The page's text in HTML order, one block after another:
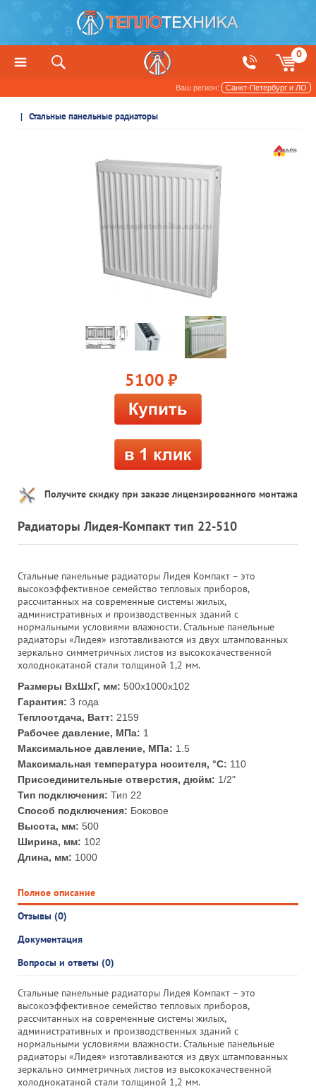
0
Ваш регион: Санкт-Петербург и ЛО
Радиаторы отопления и обогреватели
Стальные панельные радиаторы
5100 руб.
Получите скидку при заказе лицензированного монтажа
Радиаторы Лидея-Компакт тип 22-510
Стальные панельные радиаторы Лидея Компакт – это
высокоэффективное семейство тепловых приборов,
рассчитанных на современные системы жилых,
административных и производственных зданий с
нормальными условиями влажности. Стальные панельные
радиаторы «Лидея» изготавливаются из двух штампованных
зеркально симметричных листов из высококачественной
холоднокатаной стали толщиной 1,2 мм.
Размеры ВхШхГ, мм: 500x1000x102
Гарантия: 3 года
Теплоотдача, Ватт: 2159
Рабочее давление, МПа: 1
Максимальное давление, МПа: 1.5
Максимальная температура носителя, °С: 110
Присоединительные отверстия, дюйм: 1/2"
Тип подключения: Тип 22
Способ подключения: Боковое
Высота, мм: 500
Ширина, мм: 102
Длина, мм: 1000
Полное описание
Отзывы (0)
Документация
Вопросы и ответы (0)
Стальные панельные радиаторы Лидея Компакт – это
высокоэффективное семейство тепловых приборов,
рассчитанных на современные системы жилых,
административных и производственных зданий с
нормальными условиями влажности. Стальные панельные
радиаторы «Лидея» изготавливаются из двух штампованных
зеркально симметричных листов из высококачественной
холоднокатаной стали толщиной 1,2 мм.